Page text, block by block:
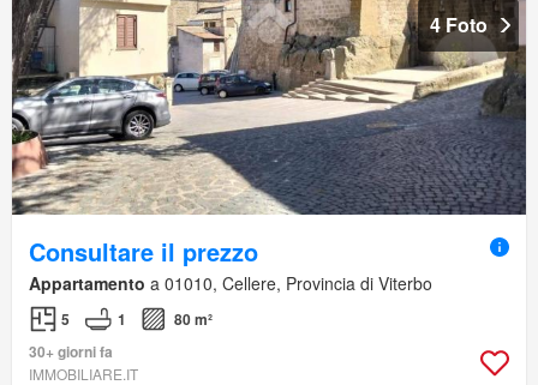
4 Foto
Consultare il prezzo
Appartamento a 01010, Cellere, Provincia di Viterbo
5 1
80 m²
30+ giorni fa
IMMOBILIARE.IT